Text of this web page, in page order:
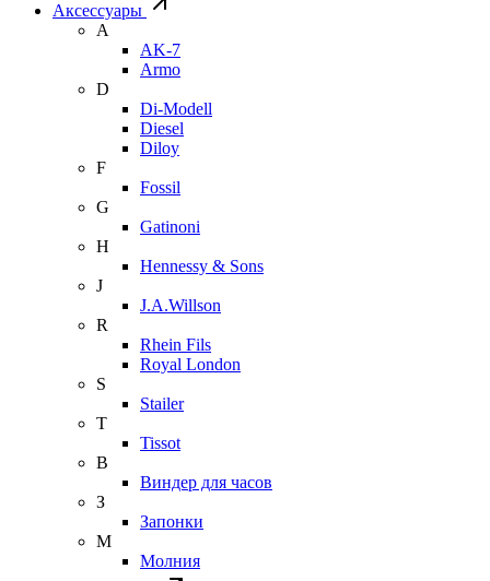
Аксессуары
A
AK-7
Armo
D
Di-Modell
Diesel
Diloy
F
Fossil
G
Gatinoni
H
Hennessy & Sons
J
J.A.Willson
R
Rhein Fils
Royal London
S
Stailer
T
Tissot
В
Виндер для часов
З
Запонки
М
Молния